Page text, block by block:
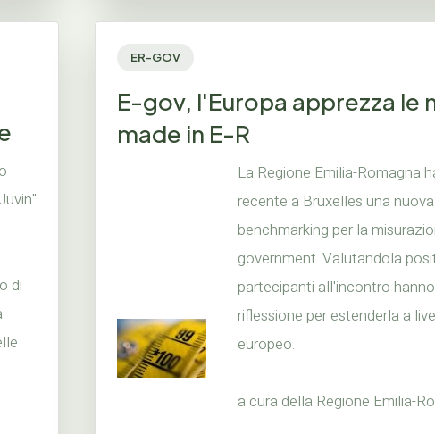
di
ER-GOV
E-gov, l'Europa apprezza le
made in E-R
La Regione Emilia-Romagna
recente a Bruxelles una
benchmarking per la
government. Valutandola
partecipanti all'incontro
riflessione per estenderla a
europeo.
a cura della Regione Emilia-